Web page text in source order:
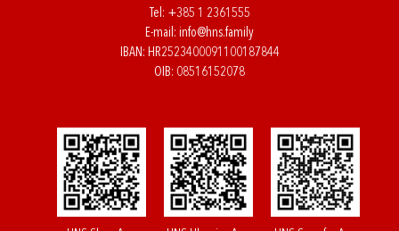
Tel: +385 1 2361555
E-mail: info@hns.family
IBAN: HR2523400091100187844
OIB: 08516152078